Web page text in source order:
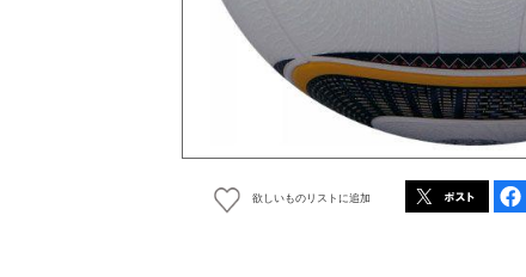
欲しいものリストに追加